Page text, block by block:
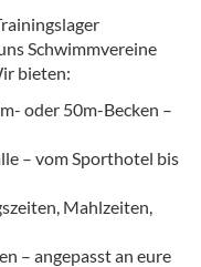
Schwimmvereine
bieten:
oder 50m-Becken –
– vom Sporthotel bis
Mahlzeiten,
– angepasst an eure